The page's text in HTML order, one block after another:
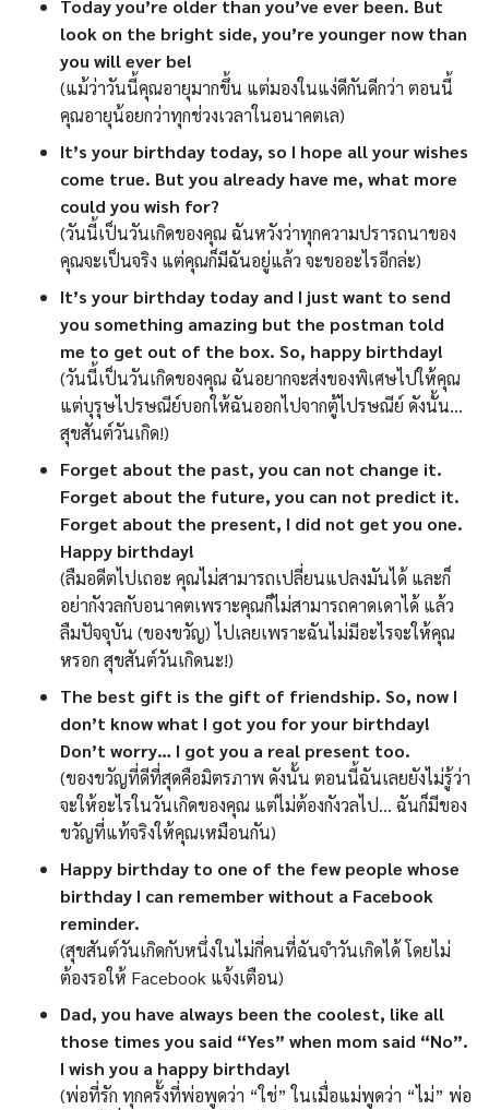
Today you’re older than you’ve ever been. But
look on the bright side, you’re younger now than
you will ever be!
(แม้ว่าวันนี้คุณอายุมากขึ้น แต่มองในแง่ดีกันดีกว่า ตอนนี้
คุณอายุน้อยกว่าทุกช่วงเวลาในอนาคตเล)
It’s your birthday today, so I hope all your wishes
come true. But you already have me, what more
could you wish for?
(วันนี้เป็นวันเกิดของคุณ ฉันหวังว่าทุกความปรารถนาของ
คุณจะเป็นจริง แต่คุณก็มีฉันอยู่แล้ว จะขออะไรอีกล่ะ)
It’s your birthday today and I just want to send
you something amazing but the postman told
me to get out of the box. So, happy birthday!
(วันนี้เป็นวันเกิดของคุณ ฉันอยากจะส่งของพิเศษไปให้คุณ
แต่บุรุษไปรษณีย์บอกให้ฉันออกไปจากตู้ไปรษณีย์ ดังนั้น…
สุขสันต์วันเกิด!)
Forget about the past, you can not change it.
Forget about the future, you can not predict it.
Forget about the present, I did not get you one.
Happy birthday!
(ลืมอดีตไปเถอะ คุณไม่สามารถเปลี่ยนแปลงมันได้ และก็
อย่ากังวลกับอนาคตเพราะคุณก็ไม่สามารถคาดเดาได้ แล้ว
ลืมปัจจุบัน (ของขวัญ) ไปเลยเพราะฉันไม่มีอะไรจะให้คุณ
หรอก สุขสันต์วันเกิดนะ!)
The best gift is the gift of friendship. So, now I
don’t know what I got you for your birthday!
Don’t worry… I got you a real present too.
(ของขวัญที่ดีที่สุดคือมิตรภาพ ดังนั้น ตอนนี้ฉันเลยยังไม่รู้ว่า
จะให้อะไรในวันเกิดของคุณ แต่ไม่ต้องกังวลไป… ฉันก็มีของ
ขวัญที่แท้จริงให้คุณเหมือนกัน)
Happy birthday to one of the few people whose
birthday I can remember without a Facebook
reminder.
(สุขสันต์วันเกิดกับหนึ่งในไม่กี่คนที่ฉันจำวันเกิดได้ โดยไม่
ต้องรอให้ Facebook แจ้งเตือน)
Dad, you have always been the coolest, like all
those times you said “Yes” when mom said “No”.
I wish you a happy birthday!
(พ่อที่รัก ทุกครั้งที่พ่อพูดว่า “ใช่” ในเมื่อแม่พูดว่า “ไม่” พ่อ